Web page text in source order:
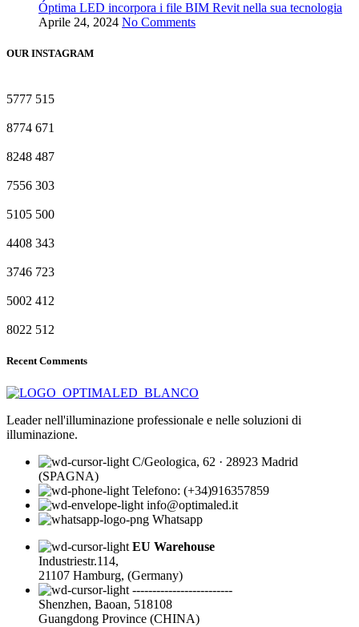
Óptima LED incorpora i file BIM Revit nella sua tecnologia
Aprile 24, 2024 No Comments
OUR INSTAGRAM
5777 515
8774 671
8248 487
7556 303
5105 500
4408 343
3746 723
5002 412
8022 512
Recent Comments
Leader nell'illuminazione professionale e nelle soluzioni di
illuminazione.
C/Geologica, 62 · 28923 Madrid
(SPAGNA)
Telefono: (+34)916357859
info@optimaled.it
Whatsapp
EU Warehouse
Industriestr.114,
21107 Hamburg, (Germany)
-------------------------
Shenzhen, Baoan, 518108
Guangdong Province (CHINA)